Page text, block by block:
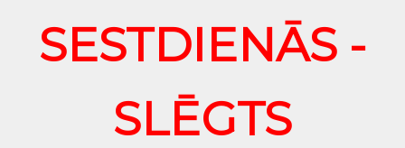
SESTDIENĀS -
SLĒGTS